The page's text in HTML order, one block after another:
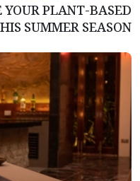
PLANT-BASED
SUMMER SEASON